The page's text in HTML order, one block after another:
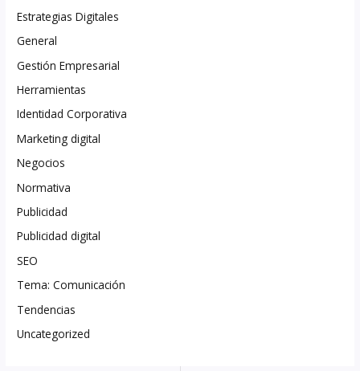
Estrategias Digitales
General
Gestión Empresarial
Herramientas
Identidad Corporativa
Marketing digital
Negocios
Normativa
Publicidad
Publicidad digital
SEO
Tema: Comunicación
Tendencias
Uncategorized